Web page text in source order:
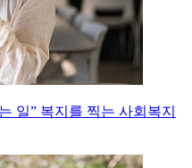
일” 복지를 찍는 사회복지